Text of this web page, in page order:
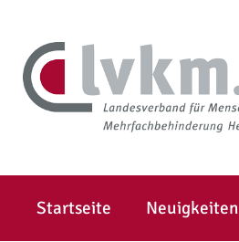
Startseite Neuigkeiten